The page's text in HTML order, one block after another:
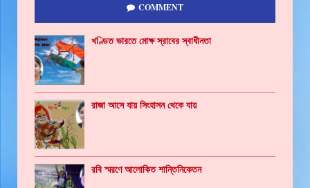
COMMENT
খণ্ডিত ভারতে মোক্ষ স্রাবের স্বাধীনতা
রাজা আসে যায় সিংহাসন থেকে যায়
রবি স্মরণে আলোকিত শান্তিনিকেতন